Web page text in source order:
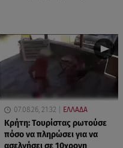
07.08.26, 21:32 ΕΛΛΑΔΑ
Κρήτη: Τουρίστας ρωτούσε
πόσο να πληρώσει για να